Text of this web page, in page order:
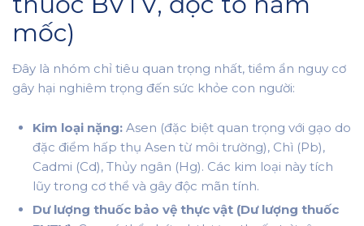
mốc)
Đây là nhóm chỉ tiêu quan trọng nhất, tiềm ẩn nguy cơ
gây hại nghiêm trọng đến sức khỏe con người:
Kim loại nặng: Asen (đặc biệt quan trọng với gạo do
đặc điểm hấp thụ Asen từ môi trường), Chì (Pb),
Cadmi (Cd), Thủy ngân (Hg). Các kim loại này tích
lũy trong cơ thể và gây độc mãn tính.
Dư lượng thuốc bảo vệ thực vật (Dư lượng thuốc